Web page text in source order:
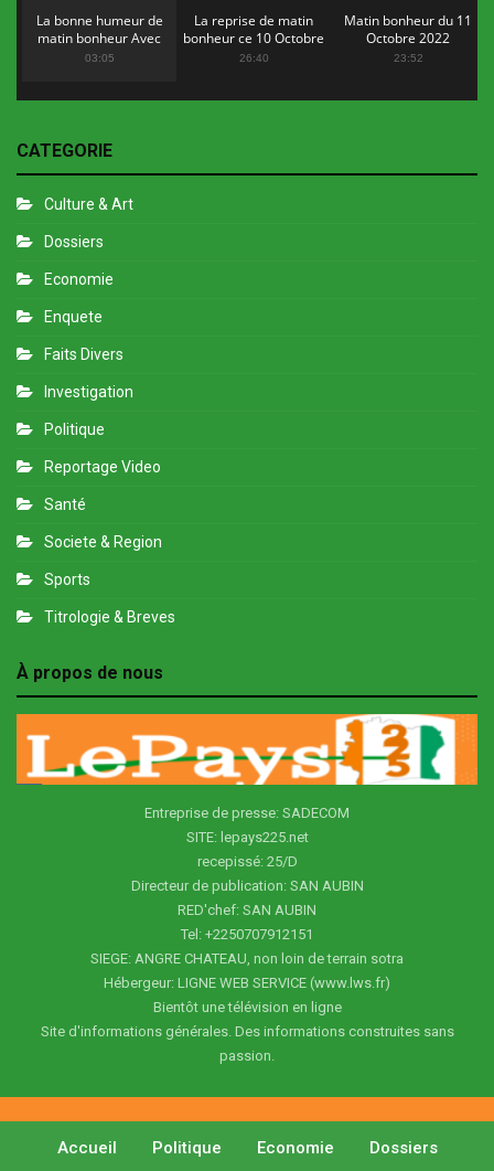
La bonne humeur de
matin bonheur Avec
Flopy Mendosa
03:05
La reprise de matin
bonheur ce 10 Octobre
2022
26:40
Matin bonheur du 11
Octobre 2022
23:52
CATEGORIE
Culture & Art
Dossiers
Economie
Enquete
Faits Divers
Investigation
Politique
Reportage Video
Santé
Societe & Region
Sports
Titrologie & Breves
À propos de nous
Entreprise de presse: SADECOM
SITE: lepays225.net
recepissé: 25/D
Directeur de publication: SAN AUBIN
RED'chef: SAN AUBIN
Tel: +2250707912151
SIEGE: ANGRE CHATEAU, non loin de terrain sotra
Hébergeur: LIGNE WEB SERVICE (www.lws.fr)
Bientôt une télévision en ligne
Site d'informations générales. Des informations construites sans
passion.
Accueil Politique Economie Dossiers